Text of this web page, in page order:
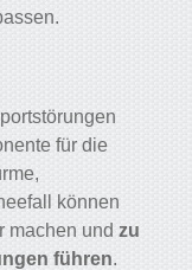
für die
können
machen und zu
führen.